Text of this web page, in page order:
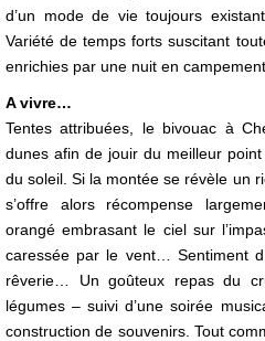
d’un mode de vie toujours
Variété de temps forts suscitant
enrichies par une nuit en
A vivre…
Tentes attribuées, le bivouac à
dunes afin de jouir du meilleur
du soleil. Si la montée se révèle un
s’offre alors récompense
orangé embrasant le ciel sur
caressée par le vent… Sentiment
rêverie… Un goûteux repas du
légumes – suivi d’une soirée
construction de souvenirs. Tout